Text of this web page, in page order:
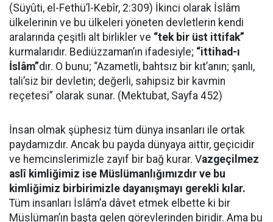
(Süyûti, el-Fethü’l-Kebîr, 2:309) İkinci olarak İslâm
ülkelerinin ve bu ülkeleri yöneten devletlerin kendi
aralarında çeşitli alt birlikler ve “tek bir üst ittifak”
kurmalarıdır. Bediüzzaman’ın ifadesiyle; “ittihad-ı
İslâm”dır. O bunu; “Azametli, bahtsız bir kıt’anın; şanlı,
tali’siz bir devletin; değerli, sahipsiz bir kavmin
reçetesi” olarak sunar. (Mektubat, Sayfa 452)
İnsan olmak şüphesiz tüm dünya insanları ile ortak
paydamızdır. Ancak bu payda dünyaya aittir, geçicidir
ve hemcinslerimizle zayıf bir bağ kurar. Vazgeçilmez
aslî kimliğimiz ise Müslümanlığımızdır ve bu
kimliğimiz birbirimizle dayanışmayı gerekli kılar.
Tüm insanları İslâm’a dâvet etmek elbette ki bir
Müslüman’ın başta gelen görevlerinden biridir. Ama bu